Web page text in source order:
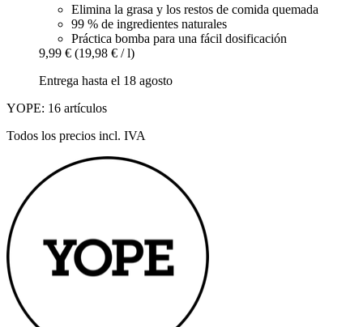
Elimina la grasa y los restos de comida quemada
99 % de ingredientes naturales
Práctica bomba para una fácil dosificación
9,99 € (19,98 € / l)
Entrega hasta el 18 agosto
YOPE: 16 artículos
Todos los precios incl. IVA